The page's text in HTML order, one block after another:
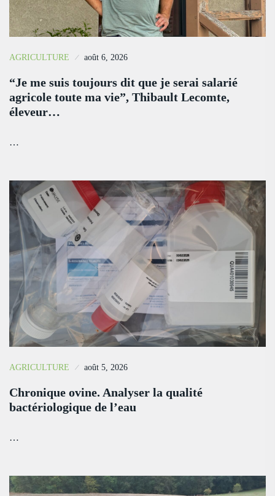
AGRICULTURE août 6, 2026
“Je me suis toujours dit que je serai salarié
agricole toute ma vie”, Thibault Lecomte,
éleveur…
…
AGRICULTURE août 5, 2026
Chronique ovine. Analyser la qualité
bactériologique de l’eau
…